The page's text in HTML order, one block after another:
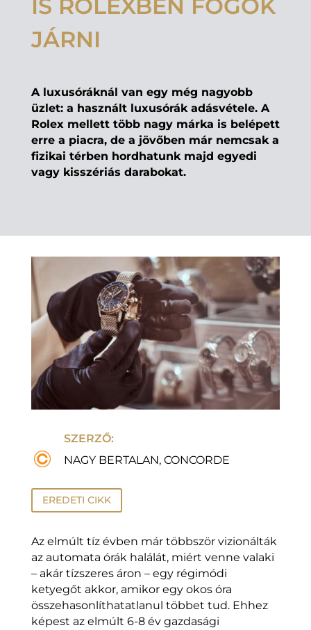
IS ROLEXBEN FOGOK
JÁRNI
A luxusóráknál van egy még nagyobb
üzlet: a használt luxusórák adásvétele. A
Rolex mellett több nagy márka is belépett
erre a piacra, de a jövőben már nemcsak a
fizikai térben hordhatunk majd egyedi
vagy kisszériás darabokat.
SZERZŐ:
NAGY BERTALAN, CONCORDE
EREDETI CIKK
Az elmúlt tíz évben már többször vizionálták
az automata órák halálát, miért venne valaki
– akár tízszeres áron – egy régimódi
ketyegőt akkor, amikor egy okos óra
összehasonlíthatatlanul többet tud. Ehhez
képest az elmúlt 6-8 év gazdasági